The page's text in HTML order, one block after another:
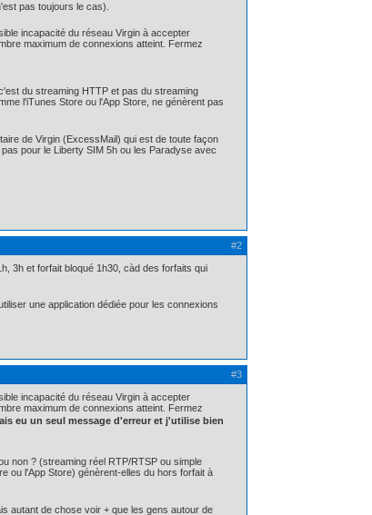
pas toujours le cas).
incapacité du réseau Virgin à accepter
maximum de connexions atteint. Fermez
du streaming HTTP et pas du streaming
l'iTunes Store ou l'App Store, ne génèrent pas
de Virgin (ExcessMail) qui est de toute façon
pour le Liberty SIM 5h ou les Paradyse avec
#2
3h et forfait bloqué 1h30, càd des forfaits qui
une application dédiée pour les connexions
#3
incapacité du réseau Virgin à accepter
maximum de connexions atteint. Fermez
eu un seul message d'erreur et j'utilise bien
non ? (streaming réel RTP/RTSP ou simple
ou l'App Store) génèrent-elles du hors forfait à
autant de chose voir + que les gens autour de